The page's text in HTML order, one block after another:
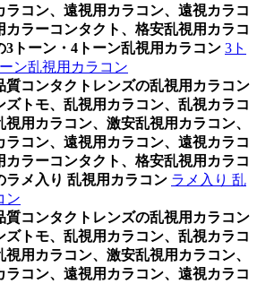
ラコン、遠視用カラコン、遠視カラコ
カラーコンタクト、格安乱視用カラコ
3トーン・4トーン乱視用カラコン 3ト
ン乱視用カラコン
質コンタクトレンズの乱視用カラコン
ズトモ、乱視用カラコン、乱視カラコ
視用カラコン、激安乱視用カラコン、
ラコン、遠視用カラコン、遠視カラコ
カラーコンタクト、格安乱視用カラコ
ラメ入り 乱視用カラコン ラメ入り 乱
ン
質コンタクトレンズの乱視用カラコン
ズトモ、乱視用カラコン、乱視カラコ
視用カラコン、激安乱視用カラコン、
ラコン、遠視用カラコン、遠視カラコ